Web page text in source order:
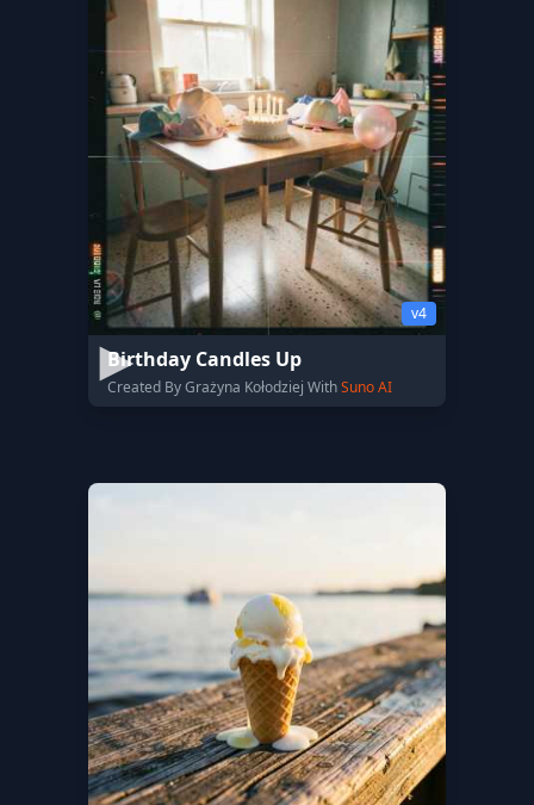
v4
Birthday Candles Up
Created By Grażyna Kołodziej WithSuno AI